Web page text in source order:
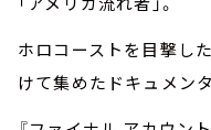
ホロコーストを目撃し
けて集めたドキュメン